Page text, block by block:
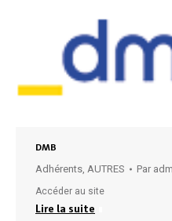
DMB
Adhérents, AUTRES Par
Accéder au site
Lire la suite